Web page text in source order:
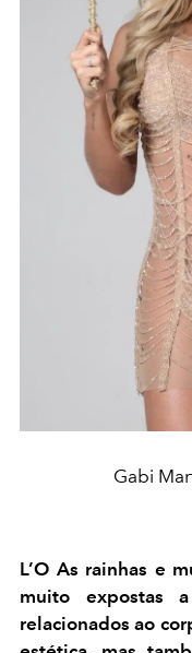
Gabi
L’O As rainhas e
muito expostas
relacionados ao